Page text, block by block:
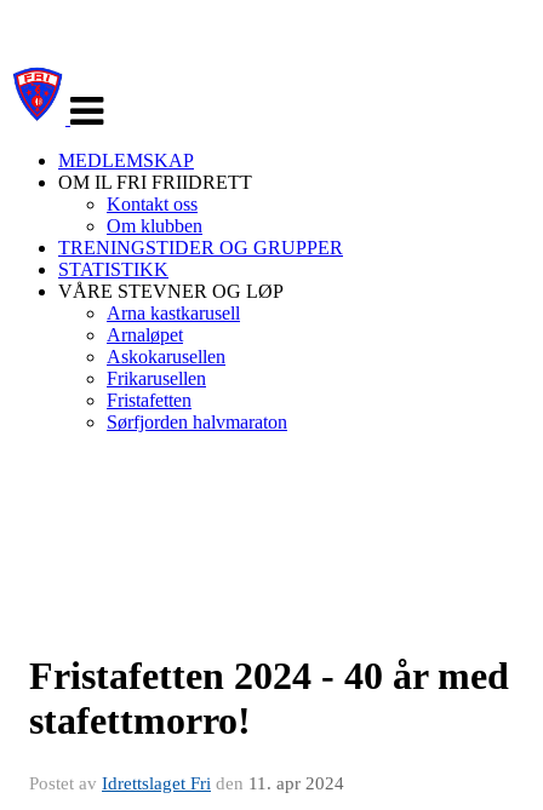
navigasjon
MEDLEMSKAP
OM IL FRI FRIIDRETT
Kontakt oss
Om klubben
TRENINGSTIDER OG GRUPPER
STATISTIKK
VÅRE STEVNER OG LØP
Arna kastkarusell
Arnaløpet
Askokarusellen
Frikarusellen
Fristafetten
Sørfjorden halvmaraton
Fristafetten 2024 - 40 år med
stafettmorro!
Postet av Idrettslaget Fri den 11. apr 2024